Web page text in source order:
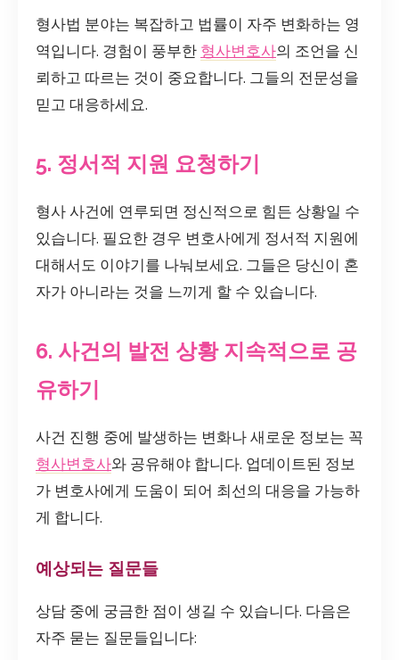
형사법 분야는 복잡하고 법률이 자주 변화하는 영
역입니다. 경험이 풍부한 형사변호사의 조언을 신
뢰하고 따르는 것이 중요합니다. 그들의 전문성을
믿고 대응하세요.
5. 정서적 지원 요청하기
형사 사건에 연루되면 정신적으로 힘든 상황일 수
있습니다. 필요한 경우 변호사에게 정서적 지원에
대해서도 이야기를 나눠보세요. 그들은 당신이 혼
자가 아니라는 것을 느끼게 할 수 있습니다.
6. 사건의 발전 상황 지속적으로 공
유하기
사건 진행 중에 발생하는 변화나 새로운 정보는 꼭
형사변호사와 공유해야 합니다. 업데이트된 정보
가 변호사에게 도움이 되어 최선의 대응을 가능하
게 합니다.
예상되는 질문들
상담 중에 궁금한 점이 생길 수 있습니다. 다음은
자주 묻는 질문들입니다: